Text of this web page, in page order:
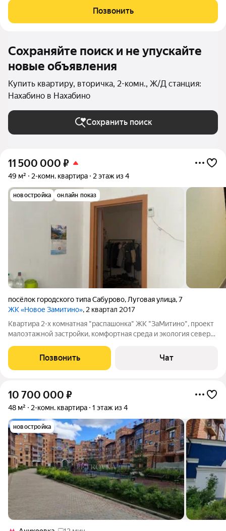
Позвонить
Сохраняйте поиск и не упускайте
новые объявления
Купить квартиру, вторичка, 2-комн., Ж/Д станция:
Нахабино в Нахабино
Сохранить поиск
11 500 000 ₽
49 м² 2-комн. квартира 2 этаж из 4
новостройка онлайн показ
посёлок городского типа Сабурово, Луговая улица,7
ЖК «Новое Замитино», 2 квартал 2017
Квартира 2-х комнатная "распашонка" ЖК "ЗаМитино", проект
малоэтажной застройки, комфортная среда и экология северо-
имеется балкон с летним остеклением в пол. В квартире
выполнен частичный
Позвонить Чат
10 700 000 ₽
48 м² 2-комн. квартира 1 этаж из 4
новостройка